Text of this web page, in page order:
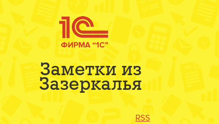
Заметки из
Зазеркалья
RSS